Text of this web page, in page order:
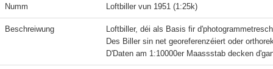
Numm Loftbiller vun 1951 (1:25k)
Beschreiwung
Loftbiller, déi als Basis fir
Des Biller sin net georeferenzéiert oder